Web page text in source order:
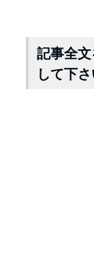
記事全
して下